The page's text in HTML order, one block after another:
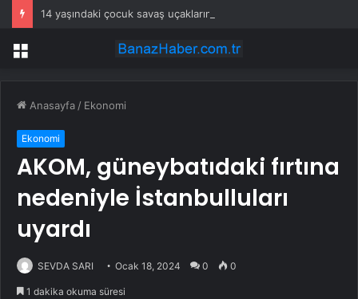
14 yaşındaki çocuk savaş uçaklarını alarma geçirdi
Menü
Anasayfa / Ekonomi
Ekonomi
AKOM, güneybatıdaki fırtına
nedeniyle İstanbulluları
uyardı
SEVDA SARI Ocak 18, 2024 0 0
1 dakika okuma süresi